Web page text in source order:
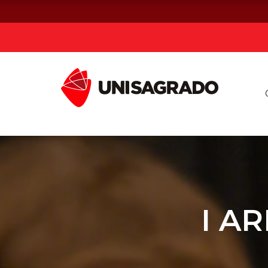
Graduação
Pós-graduação e MBA
I